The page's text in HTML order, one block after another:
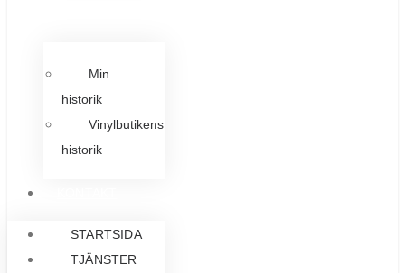
Min
historik
Vinylbutikens
historik
STARTSIDA
TJÄNSTER